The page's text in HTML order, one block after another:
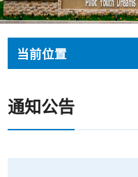
当前位置
通知公告